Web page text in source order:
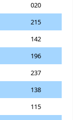
020
215
142
196
237
138
115